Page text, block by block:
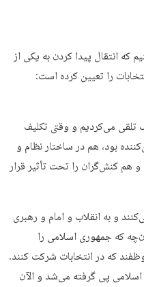
که انتقال پیدا کردن به یکی از
را تعیین کرده است:
تلقی می‌کردیم و وقتی تکلیف
بود، هم در ساختار نظام و
و هم کنش‌گران را تحت تأثیر قرار
و به انقلاب و امام و رهبری
که جمهوری اسلامی را
که در انتخابات شرکت کنند.
اسلامی پی گرفته می‌شد و الآن